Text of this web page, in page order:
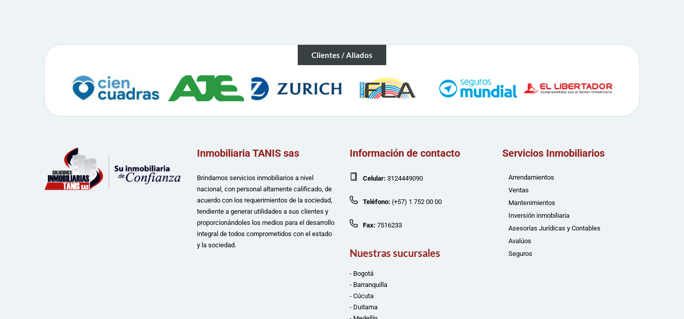
Clientes / Aliados
Inmobiliaria TANIS sas
Brindamos servicios inmobiliarios a nivel
nacional, con personal altamente calificado, de
acuerdo con los requerimientos de la sociedad,
tendiente a generar utilidades a sus clientes y
proporcionándoles los medios para el desarrollo
integral de todos comprometidos con el estado
y la sociedad.
Información de contacto
Celular: 3124449090
Teléfono: (+57) 1 752 00 00
Fax: 7516233
Nuestras sucursales
- Bogotá
- Barranquilla
- Cúcuta
- Duitama
Servicios Inmobiliarios
Arrendamientos
Ventas
Mantenimientos
Inversión inmobiliaria
Asesorías Jurídicas y Contables
Avalúos
Seguros